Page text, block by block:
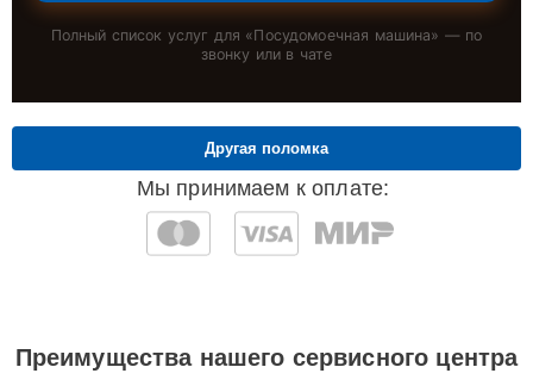
Полный список услуг для «Посудомоечная машина» — по
звонку или в чате
Мы принимаем к оплате:
Другая поломка
Преимущества нашего сервисного центра